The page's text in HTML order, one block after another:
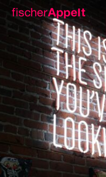
Über
Arbeiten
Karriere